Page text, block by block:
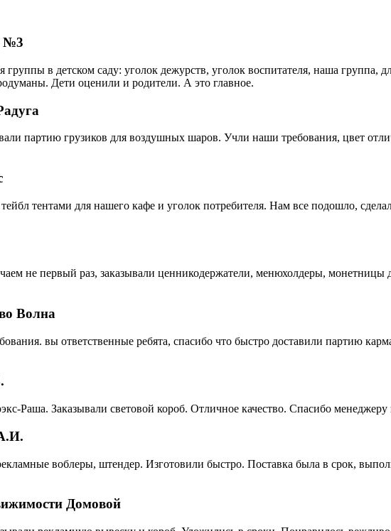
№3
в детском саду: уголок дежурств, уголок воспитателя, наша группа,
Дети оценили и родители. А это главное.
партию грузиков для воздушных шаров. Учли наши требования, цвет
тентами для нашего кафе и уголок потребителя. Нам все подошло,
не первый раз, заказывали ценникодержатели, менюхолдеры, монетницы
Волна
вы ответственные ребята, спасибо что быстро доставили партию
Раша. Заказывали световой короб. Отличное качество. Спасибо
воблеры, штендер. Изготовили быстро. Поставка была в срок,
Домовой